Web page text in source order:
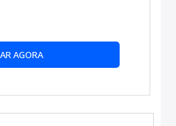
COM OUTROS
AGORA